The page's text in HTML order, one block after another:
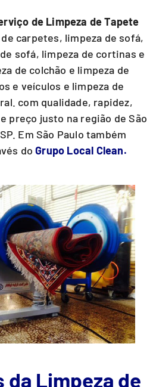
de Limpeza de Tapete
carpetes, limpeza de sofá,
sofá, limpeza de cortinas e
de colchão e limpeza de
e veículos e limpeza de
com qualidade, rapidez,
preço justo na região de São
Em São Paulo também
doGrupo Local Clean.
Limpeza de